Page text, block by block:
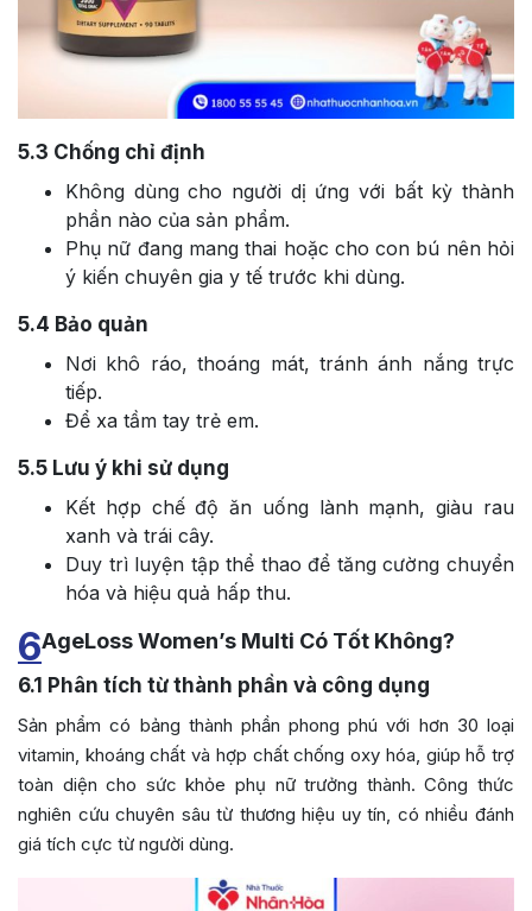
5.3 Chống chỉ định
Không dùng cho người dị ứng với bất kỳ thành
phần nào của sản phẩm.
Phụ nữ đang mang thai hoặc cho con bú nên hỏi
ý kiến chuyên gia y tế trước khi dùng.
5.4 Bảo quản
Nơi khô ráo, thoáng mát, tránh ánh nắng trực
tiếp.
Để xa tầm tay trẻ em.
5.5 Lưu ý khi sử dụng
Kết hợp chế độ ăn uống lành mạnh, giàu rau
xanh và trái cây.
Duy trì luyện tập thể thao để tăng cường chuyển
hóa và hiệu quả hấp thu.
6AgeLoss Women’s Multi Có Tốt Không?
6.1 Phân tích từ thành phần và công dụng
Sản phẩm có bảng thành phần phong phú với hơn 30 loại
vitamin, khoáng chất và hợp chất chống oxy hóa, giúp hỗ trợ
toàn diện cho sức khỏe phụ nữ trưởng thành. Công thức
nghiên cứu chuyên sâu từ thương hiệu uy tín, có nhiều đánh
giá tích cực từ người dùng.